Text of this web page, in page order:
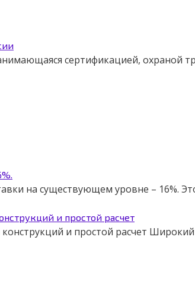
сертификацией, охраной
на существующем уровне – 16%.
и простой расчет
и простой расчет